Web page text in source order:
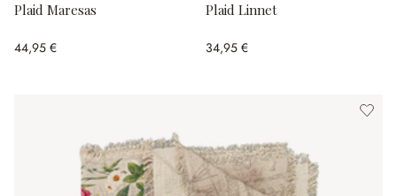
Plaid Maresas
44,95 €
Plaid Linnet
34,95 €